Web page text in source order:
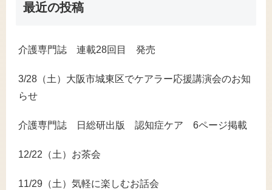
最近の投稿
介護専門誌 連載28回目 発売
3/28（土）大阪市城東区でケアラー応援講演会のお知
らせ
介護専門誌 日総研出版 認知症ケア 6ページ掲載
12/22（土）お茶会
11/29（土）気軽に楽しむお話会